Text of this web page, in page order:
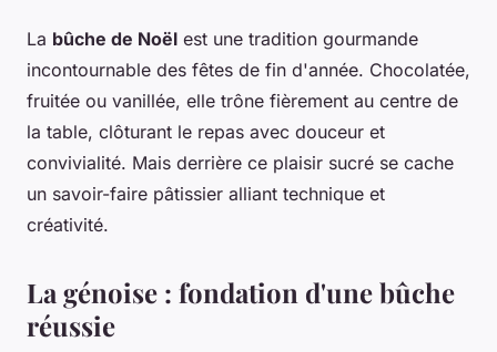
La bûche de Noël est une tradition gourmande
incontournable des fêtes de fin d'année. Chocolatée,
fruitée ou vanillée, elle trône fièrement au centre de
la table, clôturant le repas avec douceur et
convivialité. Mais derrière ce plaisir sucré se cache
un savoir-faire pâtissier alliant technique et
créativité.
La génoise : fondation d'une bûche
réussie